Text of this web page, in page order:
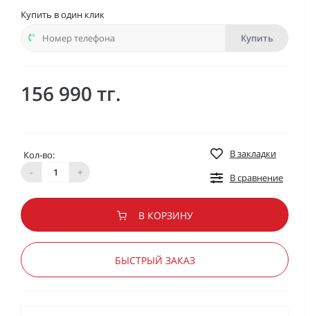
Купить в один клик
Купить
156 990 тг.
Кол-во:
-
+
В закладки
В сравнение
В КОРЗИНУ
БЫСТРЫЙ ЗАКАЗ